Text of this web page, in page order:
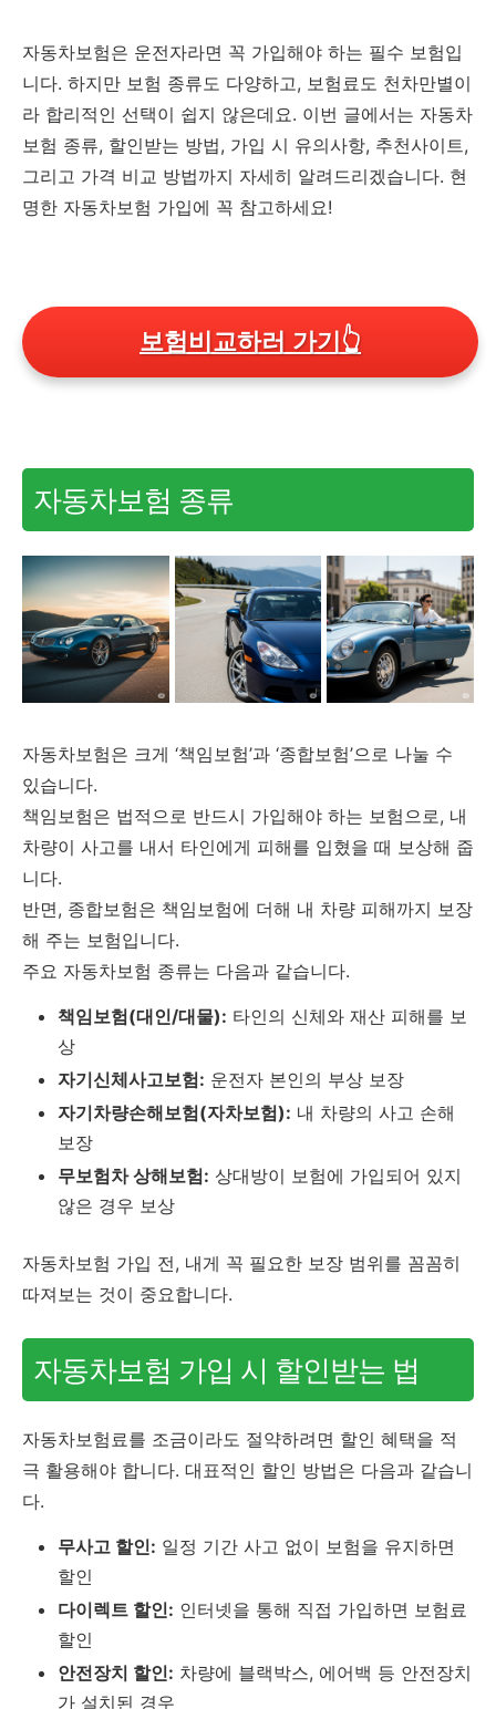
자동차보험은 운전자라면 꼭 가입해야 하는 필수 보험입
니다. 하지만 보험 종류도 다양하고, 보험료도 천차만별이
라 합리적인 선택이 쉽지 않은데요. 이번 글에서는 자동차
보험 종류, 할인받는 방법, 가입 시 유의사항, 추천사이트,
그리고 가격 비교 방법까지 자세히 알려드리겠습니다. 현
명한 자동차보험 가입에 꼭 참고하세요!
보험비교하러 가기👆
자동차보험 종류
자동차보험은 크게 ‘책임보험’과 ‘종합보험’으로 나눌 수
있습니다.
책임보험은 법적으로 반드시 가입해야 하는 보험으로, 내
차량이 사고를 내서 타인에게 피해를 입혔을 때 보상해 줍
니다.
반면, 종합보험은 책임보험에 더해 내 차량 피해까지 보장
해 주는 보험입니다.
주요 자동차보험 종류는 다음과 같습니다.
책임보험(대인/대물): 타인의 신체와 재산 피해를 보
상
자기신체사고보험: 운전자 본인의 부상 보장
자기차량손해보험(자차보험): 내 차량의 사고 손해
보장
무보험차 상해보험: 상대방이 보험에 가입되어 있지
않은 경우 보상
자동차보험 가입 전, 내게 꼭 필요한 보장 범위를 꼼꼼히
따져보는 것이 중요합니다.
자동차보험 가입 시 할인받는 법
자동차보험료를 조금이라도 절약하려면 할인 혜택을 적
극 활용해야 합니다. 대표적인 할인 방법은 다음과 같습니
다.
무사고 할인: 일정 기간 사고 없이 보험을 유지하면
할인
다이렉트 할인: 인터넷을 통해 직접 가입하면 보험료
할인
안전장치 할인: 차량에 블랙박스, 에어백 등 안전장치
가 설치된 경우